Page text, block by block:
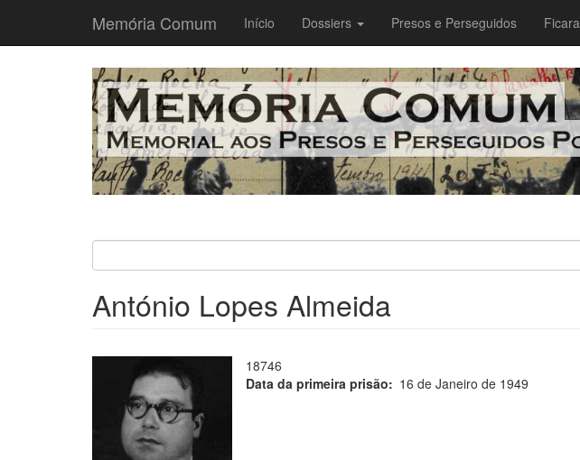
Memória Comum
Main
navigation
Início Dossiers Presos e Perseguidos
António Lopes Almeida
18746
Data da primeira prisão
16 de Janeiro de 1949